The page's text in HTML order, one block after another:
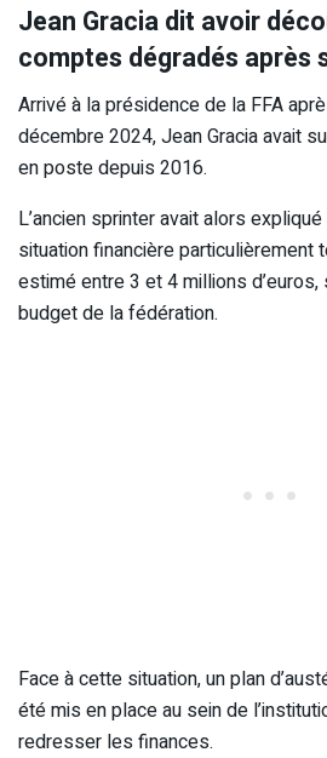
Jean Gracia dit avoir
comptes dégradés après
Arrivé à la présidence de la FFA
décembre 2024, Jean Gracia avait
en poste depuis 2016.
L’ancien sprinter avait alors
situation financière particulièrement
estimé entre 3 et 4 millions d’euros,
budget de la fédération.
Face à cette situation, un plan
été mis en place au sein de
redresser les finances.